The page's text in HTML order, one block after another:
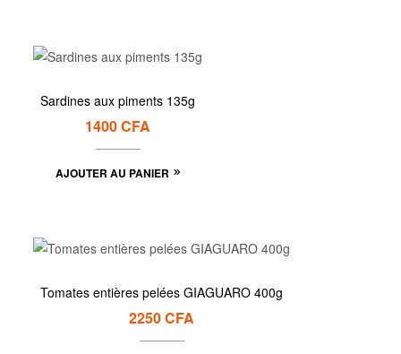
Sardines aux piments 135g
1400CFA
AJOUTER AU PANIER
Tomates entières pelées GIAGUARO 400g
2250CFA